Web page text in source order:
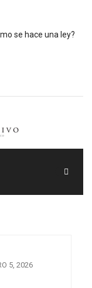
se hace una ley?
5, 2026